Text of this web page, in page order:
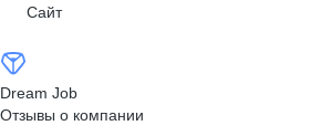
Сайт
Dream Job
Отзывы о компании